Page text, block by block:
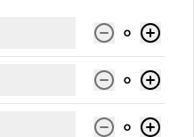
de
0
0
0